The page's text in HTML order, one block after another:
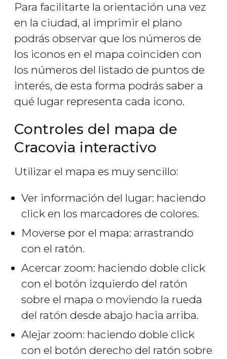
Para facilitarte la orientación una vez
en la ciudad, al imprimir el plano
podrás observar que los números de
los iconos en el mapa coinciden con
los números del listado de puntos de
interés, de esta forma podrás saber a
qué lugar representa cada icono.
Controles del mapa de
Cracovia interactivo
Utilizar el mapa es muy sencillo:
Ver información del lugar: haciendo
click en los marcadores de colores.
Moverse por el mapa: arrastrando
con el ratón.
Acercar zoom: haciendo doble click
con el botón izquierdo del ratón
sobre el mapa o moviendo la rueda
del ratón desde abajo hacia arriba.
Alejar zoom: haciendo doble click
con el botón derecho del ratón sobre